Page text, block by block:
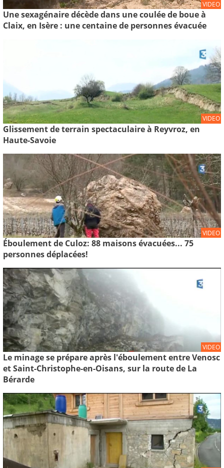
VIDEO
Une sexagénaire décède dans une coulée de boue à
Claix, en Isère : une centaine de personnes évacuée
VIDEO
Glissement de terrain spectaculaire à Reyvroz, en
Haute-Savoie
VIDEO
Éboulement de Culoz: 88 maisons évacuées... 75
personnes déplacées!
VIDEO
Le minage se prépare après l'éboulement entre Venosc
et Saint-Christophe-en-Oisans, sur la route de La
Bérarde